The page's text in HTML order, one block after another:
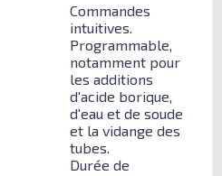
Commandes
intuitives.
Programmable,
notamment pour
les additions
d'acide borique,
d'eau et de soude
et la vidange des
tubes.
Durée de